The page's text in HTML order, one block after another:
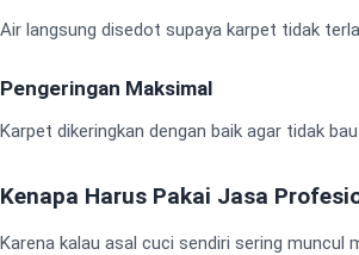
Air langsung disedot supaya karpet tidak
Pengeringan Maksimal
Karpet dikeringkan dengan baik agar tidak
Kenapa Harus Pakai Jasa
Karena kalau asal cuci sendiri sering muncul